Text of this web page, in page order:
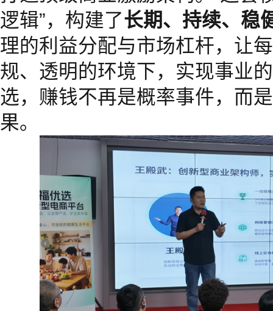
逻辑”，构建了长期、持续、稳
理的利益分配与市场杠杆，让
规、透明的环境下，实现事业
选，赚钱不再是概率事件，而
果。